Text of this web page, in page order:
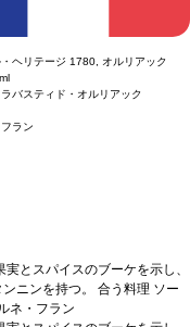
ヘリテージ 1780, オルリアック
バスティド・オルリアック
ラン
とスパイスのブーケを示し、
ニンを持つ。 合う料理 ソー
ネ・フラン